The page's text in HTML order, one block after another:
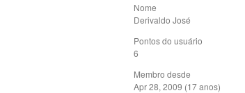
Nome
Derivaldo José
Pontos do usuário
6
Membro desde
Apr 28, 2009 (17 anos)